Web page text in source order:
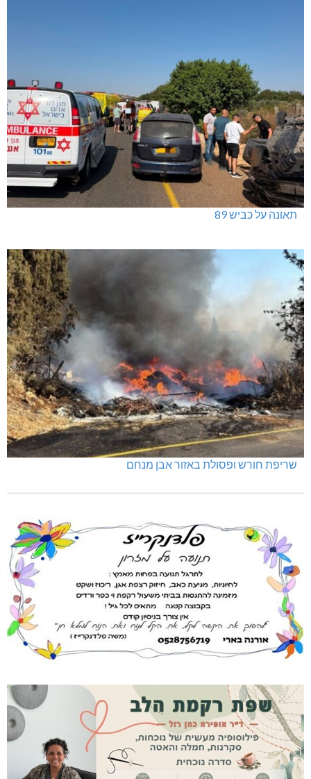
תאונה על כביש 89
שריפת חורש ופסולת באזור אבן מנחם